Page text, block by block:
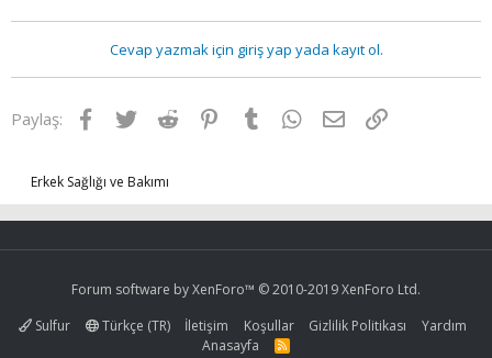
Cevap yazmak için giriş yap yada kayıt ol.
Paylaş: Facebook
TwitterReddit Pinterest
Tumblr WhatsApp
E-postaLink
Erkek Sağlığı ve Bakımı
Forum software by XenForo™ © 2010-2019 XenForo Ltd.
Sulfur
Türkçe (TR) İletişim Koşullar Gizlilik Politikası
Yardım
Anasayfa
R